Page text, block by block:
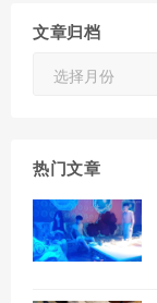
文章归档
热门文章